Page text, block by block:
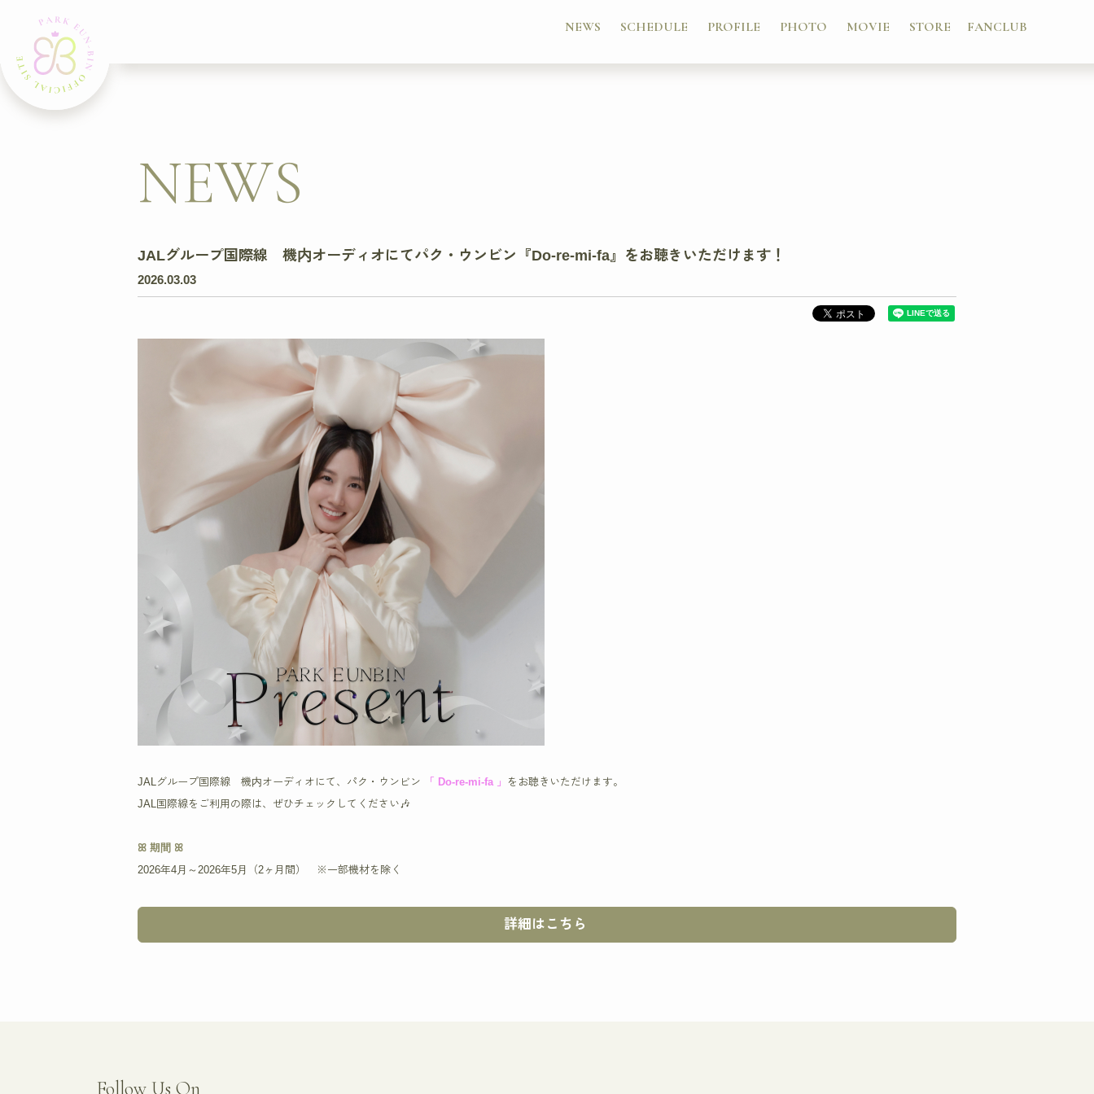
NEWS SCHEDULE PROFILE PHOTO MOVIE STORE FANCLUB
NEWS
JALグループ国際線 機内オーディオにてパク・ウンビン『Do-re-mi-fa』をお聴きいただけます！
2026.03.03
JALグループ国際線 機内オーディオにて、パク・ウンビン 「 Do-re-mi-fa 」
をお聴きいただけます。
JAL国際線をご利用の際は、ぜひチェックしてください🎶
ꕤ 期間 ꕤ
2026年4月～2026年5月（2ヶ月間） ※一部機材を除く
詳細はこちら
Follow Us On